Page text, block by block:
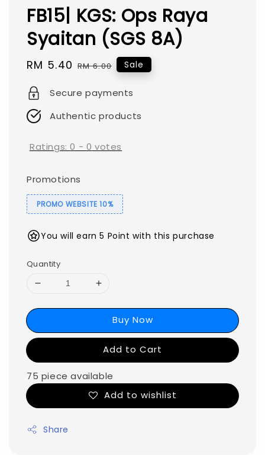
FB15| KGS: Ops Raya
Syaitan (SGS 8A)
Sale
RM 5.40 Regular
RM 6.00 Sale
Secure payments
Authentic products
Ratings:0 - 0 votes
Promotions
PROMO WEBSITE 10%
You will earn 5 Point with this purchase
Quantity
Buy Now
Add to Cart
75 piece available
Add to wishlist
Share